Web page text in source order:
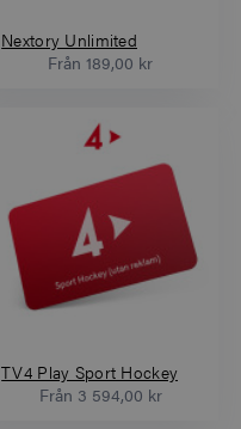
Nextory Unlimited
Från 189,00 kr
TV4 Play Sport Hockey
Från 3 594,00 kr